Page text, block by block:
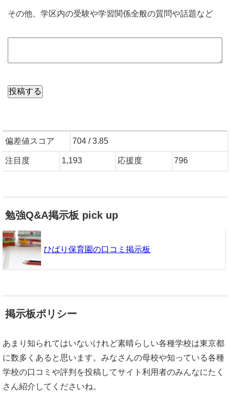
その他、学区内の受験や学習関係全般の質問や話題など
偏差値スコア 704 / 3.85
注目度 1,193 応援度 796
勉強Q&A掲示板 pick up
ひばり保育園の口コミ掲示板
掲示板ポリシー
あまり知られてはいないけれど素晴らしい各種学校は東京都
に数多くあると思います。みなさんの母校や知っている各種
学校の口コミや評判を投稿してサイト利用者のみんなにたく
さん紹介してくださいね。